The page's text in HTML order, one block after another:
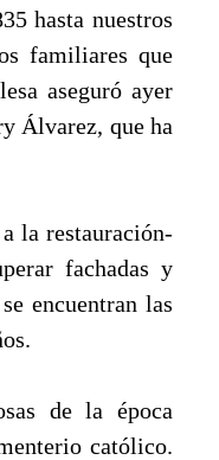
hasta nuestros
familiares que
aseguró ayer
Álvarez, que ha
la restauración-
fachadas y
encuentran las
de la época
católico.